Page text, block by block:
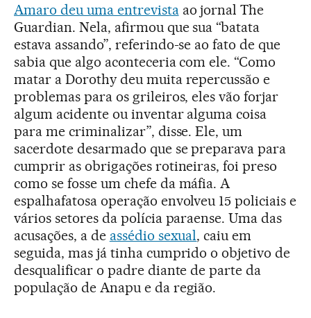
Amaro deu uma entrevistaao jornal The
Guardian. Nela, afirmou que sua “batata
estava assando”, referindo-se ao fato de que
sabia que algo aconteceria com ele. “Como
matar a Dorothy deu muita repercussão e
problemas para os grileiros, eles vão forjar
algum acidente ou inventar alguma coisa
para me criminalizar”, disse. Ele, um
sacerdote desarmado que se preparava para
cumprir as obrigações rotineiras, foi preso
como se fosse um chefe da máfia. A
espalhafatosa operação envolveu 15 policiais e
vários setores da polícia paraense. Uma das
acusações, a de assédio sexual, caiu em
seguida, mas já tinha cumprido o objetivo de
desqualificar o padre diante de parte da
população de Anapu e da região.